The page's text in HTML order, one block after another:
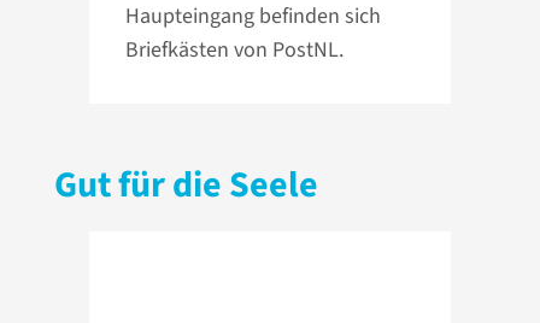
Haupteingang befinden sich
Briefkästen von PostNL.
Gut für die Seele